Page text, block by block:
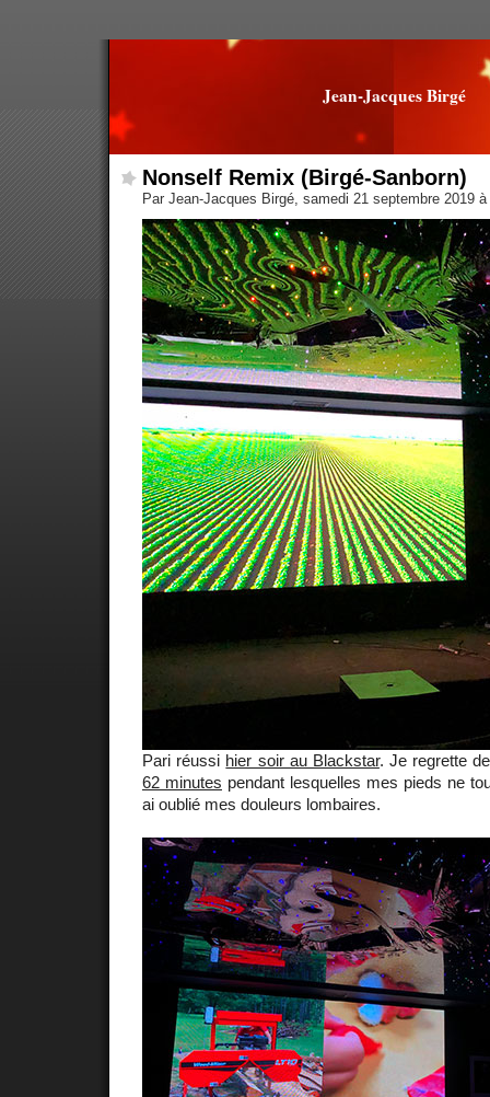
Jean-Jacques Birgé
Nonself Remix (Birgé-Sanborn)
Par Jean-Jacques Birgé, samedi 21 septembre 2019
Pari réussi hier soir au Blackstar. Je regrette
62 minutes pendant lesquelles mes pieds ne
ai oublié mes douleurs lombaires.